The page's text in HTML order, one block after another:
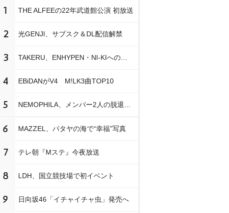
1 THE ALFEEの22年武道館公演 初放送
2 光GENJI、サブスク＆DL配信解禁
3
4 EBiDANがV4 M!LK3曲TOP10
5
6 MAZZEL、パタヤの海で“幸福”写真
7 テレ朝『Mステ』今夜放送
8 LDH、国立競技場で初イベント
9 日向坂46「イチャイチャ虫」発売へ